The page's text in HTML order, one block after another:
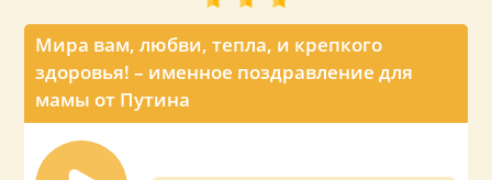
Мира вам, любви, тепла, и крепкого
здоровья! – именное поздравление для
мамы от Путина